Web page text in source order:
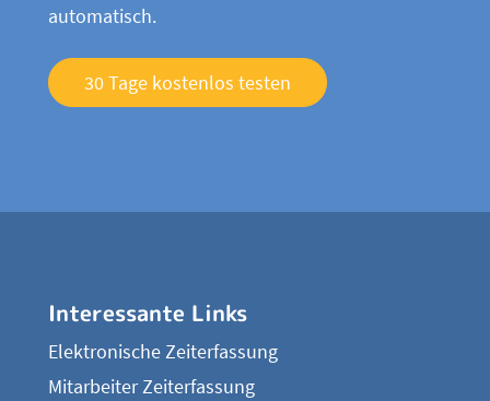
automatisch.
30 Tage kostenlos testen
Interessante Links
Elektronische Zeiterfassung
Mitarbeiter Zeiterfassung